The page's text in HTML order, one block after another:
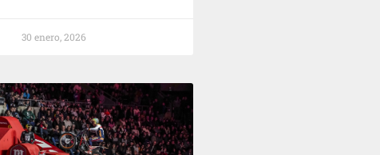
30 enero, 2026